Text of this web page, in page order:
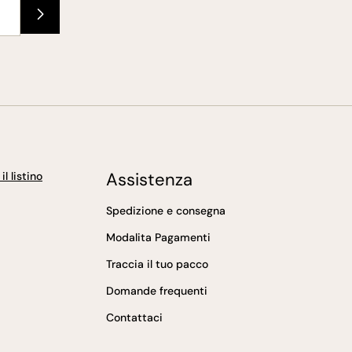
il listino Assistenza
Spedizione e consegna
Modalita Pagamenti
Traccia il tuo pacco
Domande frequenti
Contattaci